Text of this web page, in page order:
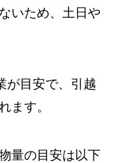
いため、土日や
が目安で、引越
ます。
量の目安は以下